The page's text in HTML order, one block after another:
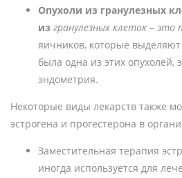
Опухоли из гранулезных
из гранулезных клеток – это
яичников, которые выделяют
была одна из этих опухолей,
эндометрия.
Некоторые виды лекарств также
эстрогена и прогестерона в
Заместительная терапия
иногда используется для